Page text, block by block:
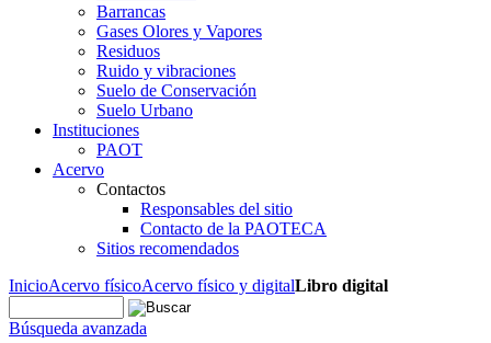
Barrancas
Gases Olores y Vapores
Residuos
Ruido y vibraciones
Suelo de Conservación
Suelo Urbano
Instituciones
PAOT
Acervo
Contactos
Responsables del sitio
Contacto de la PAOTECA
Sitios recomendados
InicioAcervo físicoAcervo físico y digitalLibro digital
Búsqueda avanzada